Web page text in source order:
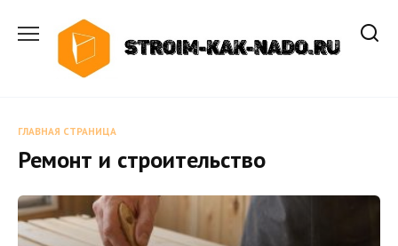
содержанию
ГЛАВНАЯ СТРАНИЦА
Ремонт и строительство